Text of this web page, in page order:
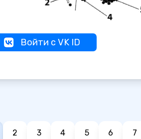
Войти с VK ID
2 3 4 5 6 7